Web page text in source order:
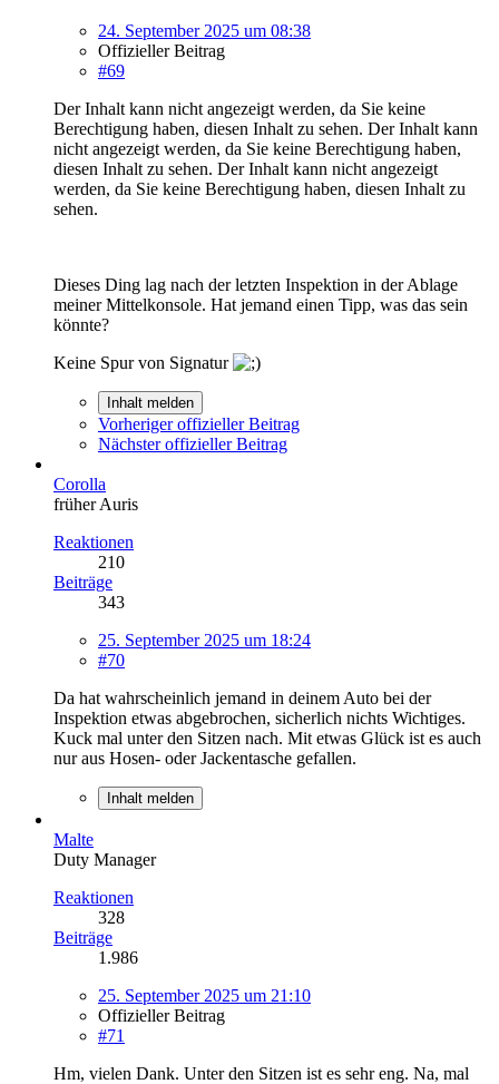
24. September 2025 um 08:38
Offizieller Beitrag
#69
Der Inhalt kann nicht angezeigt werden, da Sie keine
Berechtigung haben, diesen Inhalt zu sehen. Der Inhalt kann
nicht angezeigt werden, da Sie keine Berechtigung haben,
diesen Inhalt zu sehen. Der Inhalt kann nicht angezeigt
werden, da Sie keine Berechtigung haben, diesen Inhalt zu
sehen.
Dieses Ding lag nach der letzten Inspektion in der Ablage
meiner Mittelkonsole. Hat jemand einen Tipp, was das sein
könnte?
Keine Spur von Signatur
Inhalt melden
Vorheriger offizieller Beitrag
Nächster offizieller Beitrag
Corolla
früher Auris
Reaktionen
210
Beiträge
343
25. September 2025 um 18:24
#70
Da hat wahrscheinlich jemand in deinem Auto bei der
Inspektion etwas abgebrochen, sicherlich nichts Wichtiges.
Kuck mal unter den Sitzen nach. Mit etwas Glück ist es auch
nur aus Hosen- oder Jackentasche gefallen.
Inhalt melden
Malte
Duty Manager
Reaktionen
328
Beiträge
1.986
25. September 2025 um 21:10
Offizieller Beitrag
#71
Hm, vielen Dank. Unter den Sitzen ist es sehr eng. Na, mal